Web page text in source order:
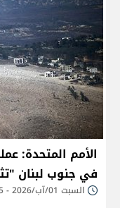
الأمم المتحدة:
في جنوب لبنان
السبت 01/آب/2026 - 08:45 م